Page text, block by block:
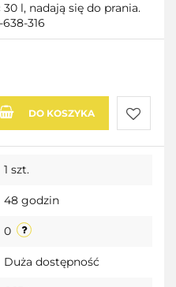
l, nadają się do prania.
316
DO KOSZYKA
Do
1 szt.
48 godzin
0
Duża dostępność